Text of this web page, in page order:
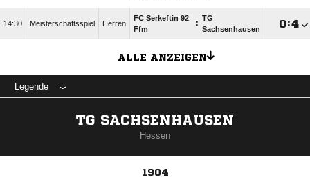
14:30 Meisterschaftsspiel Herren
FC Serkeftin 92
Ffm
: TG
Sachsenhausen
:
ALLE ANZEIGEN
Legende
TG SACHSENHAUSEN
Hessen
1904